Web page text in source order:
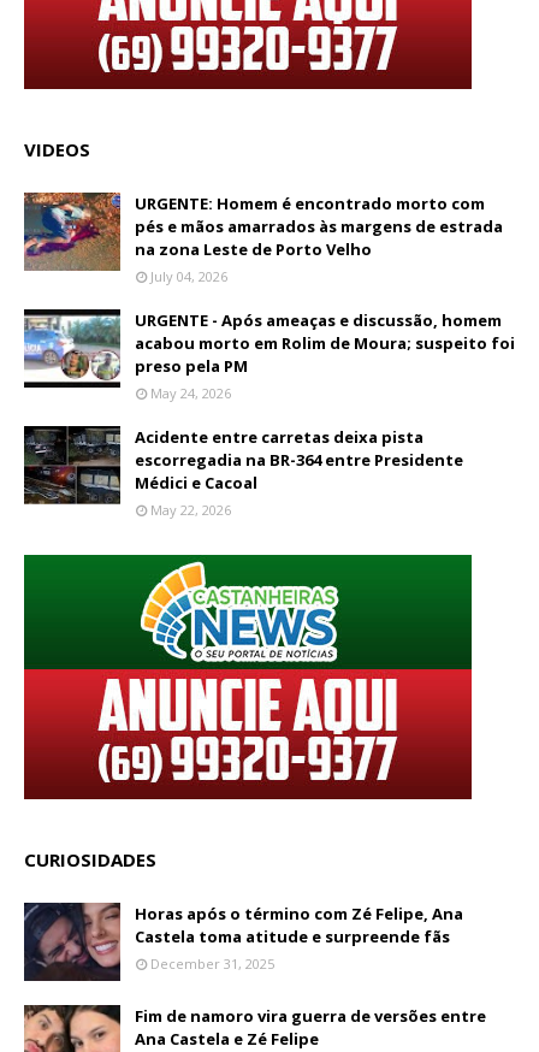
VIDEOS
URGENTE: Homem é encontrado morto com
pés e mãos amarrados às margens de estrada
na zona Leste de Porto Velho
July 04, 2026
URGENTE - Após ameaças e discussão, homem
acabou morto em Rolim de Moura; suspeito foi
preso pela PM
May 24, 2026
Acidente entre carretas deixa pista
escorregadia na BR-364 entre Presidente
Médici e Cacoal
May 22, 2026
CURIOSIDADES
Horas após o término com Zé Felipe, Ana
Castela toma atitude e surpreende fãs
December 31, 2025
Fim de namoro vira guerra de versões entre
Ana Castela e Zé Felipe